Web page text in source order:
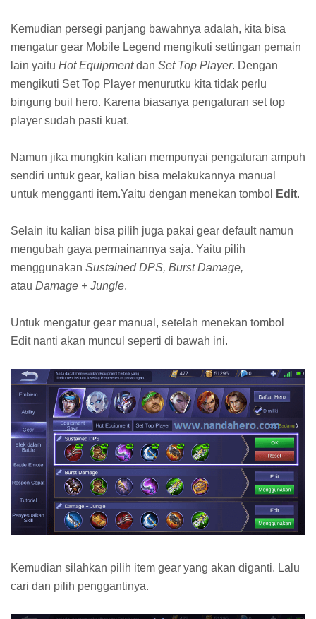
Kemudian persegi panjang bawahnya adalah, kita bisa
mengatur gear Mobile Legend mengikuti settingan pemain
lain yaitu Hot Equipmentdan Set Top Player. Dengan
mengikuti Set Top Player menurutku kita tidak perlu
bingung buil hero. Karena biasanya pengaturan set top
player sudah pasti kuat.
Namun jika mungkin kalian mempunyai pengaturan ampuh
sendiri untuk gear, kalian bisa melakukannya manual
untuk mengganti item.Yaitu dengan menekan tombol
Edit.
Selain itu kalian bisa pilih juga pakai gear default namun
mengubah gaya permainannya saja. Yaitu pilih
menggunakan Sustained DPS, Burst Damage,
atau Damage + Jungle.
Untuk mengatur gear manual, setelah menekan tombol
Edit nanti akan muncul seperti di bawah ini.
Kemudian silahkan pilih item gear yang akan diganti. Lalu
cari dan pilih penggantinya.